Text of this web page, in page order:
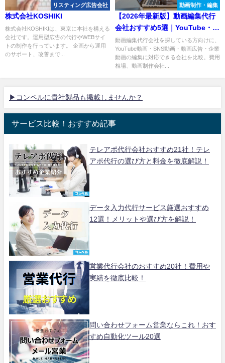
リスティング広告会社
株式会社KOSHIKI
株式会社KOSHIKIは、東京に本社を構える
会社です。運用型広告の代行やWEBサイ
トの制作を行っています。 企画から運用
のサポート、改善まで...
動画制作・編集
【2026年最新版】動画編集代行
会社おすすめ5選｜YouTube・
SNS・広告動画に強い会社を比
較
動画編集代行会社を探している方向けに、
YouTube動画・SNS動画・動画広告・企業
動画の編集に対応できる会社を比較。費用
相場、動画制作会社...
▶コンペルに貴社製品も掲載しませんか？
サービス比較！おすすめ記事
テレアポ代行会社おすすめ21社！テレ
アポ代行の選び方と料金を徹底解説！
データ入力代行サービス厳選おすすめ
12選！メリットや選び方を解説！
営業代行会社のおすすめ20社！費用や
実績を徹底比較！
問い合わせフォーム営業ならこれ！おす
すめ自動化ツール20選